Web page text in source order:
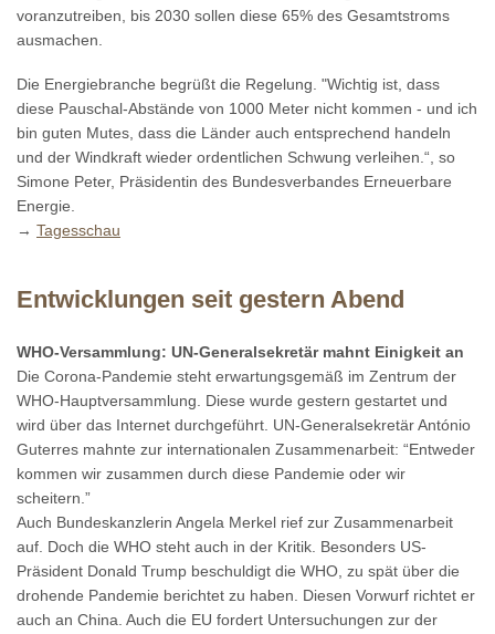
voranzutreiben, bis 2030 sollen diese 65% des Gesamtstroms
ausmachen.
Die Energiebranche begrüßt die Regelung. "Wichtig ist, dass
diese Pauschal-Abstände von 1000 Meter nicht kommen - und ich
bin guten Mutes, dass die Länder auch entsprechend handeln
und der Windkraft wieder ordentlichen Schwung verleihen.“, so
Simone Peter, Präsidentin des Bundesverbandes Erneuerbare
Energie.
→ Tagesschau
Entwicklungen seit gestern Abend
WHO-Versammlung: UN-Generalsekretär mahnt Einigkeit an
Die Corona-Pandemie steht erwartungsgemäß im Zentrum der
WHO-Hauptversammlung. Diese wurde gestern gestartet und
wird über das Internet durchgeführt. UN-Generalsekretär António
Guterres mahnte zur internationalen Zusammenarbeit: “Entweder
kommen wir zusammen durch diese Pandemie oder wir
scheitern.”
Auch Bundeskanzlerin Angela Merkel rief zur Zusammenarbeit
auf. Doch die WHO steht auch in der Kritik. Besonders US-
Präsident Donald Trump beschuldigt die WHO, zu spät über die
drohende Pandemie berichtet zu haben. Diesen Vorwurf richtet er
auch an China. Auch die EU fordert Untersuchungen zur der